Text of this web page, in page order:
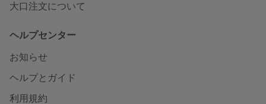
大口注文について
ヘルプセンター
お知らせ
ヘルプとガイド
利用規約